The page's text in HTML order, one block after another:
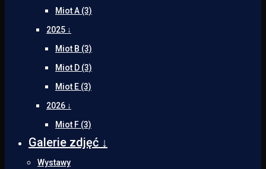
Miot A (3)
2025 ↓
Miot B (3)
Miot D (3)
Miot E (3)
2026 ↓
Miot F (3)
Galerie zdjęć ↓
Wystawy